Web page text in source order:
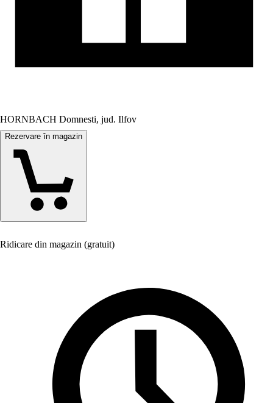
HORNBACH Domnesti, jud. Ilfov
Rezervare în magazin
Ridicare din magazin (gratuit)